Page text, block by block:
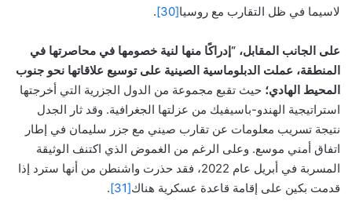
لاسيما في ظل التقارب مع روسيا[30]
.
على الجانب المقابل، “إدراكًا منها لنية خصومها في محاصرتها في
المنطقة، عملت الدبلوماسية الصينية على توسيع علاقاتها نحو جنوب
المحيط الهادي؛ حيث تقبع مجموعة من الدول الجزرية التي أخرجتها
استراتيجية الهندو-باسيفيك من عزلتها الجغرافية. وقد ثار الجدل
نتيجة تسريب معلومات عن تقارب صيني مع جزر سليمان في إطار
اتفاق أمني موسع. وعلى الرغم من الغموض الذي اكتنف الوثيقة
المسربة في أبريل عام 2022، فقد حذرت واشنطن من أنها سترد إذا
قدمت بكين على إقامة قاعدة عسكرية هناك[31]
.